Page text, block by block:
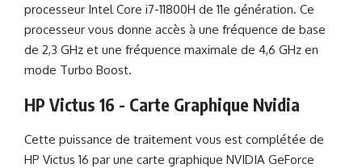
processeur Intel Core i7-11800H de 11e génération. Ce
processeur vous donne accès à une fréquence de base
de 2,3 GHz et une fréquence maximale de 4,6 GHz en
mode Turbo Boost.
HP Victus 16 - Carte Graphique Nvidia
Cette puissance de traitement vous est complétée de
HP Victus 16 par une carte graphique NVIDIA GeForce